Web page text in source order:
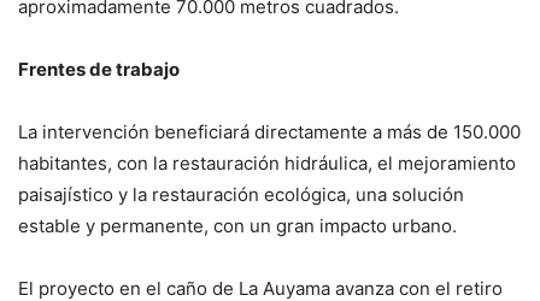
aproximadamente 70.000 metros cuadrados.
Frentes de trabajo
La intervención beneficiará directamente a más de 150.000
habitantes, con la restauración hidráulica, el mejoramiento
paisajístico y la restauración ecológica, una solución
estable y permanente, con un gran impacto urbano.
El proyecto en el caño de La Auyama avanza con el retiro